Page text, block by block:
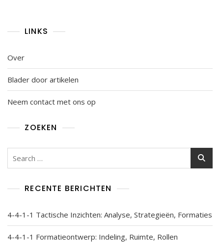
LINKS
Over
Blader door artikelen
Neem contact met ons op
ZOEKEN
RECENTE BERICHTEN
4-4-1-1 Tactische Inzichten: Analyse, Strategieën, Formaties
4-4-1-1 Formatieontwerp: Indeling, Ruimte, Rollen